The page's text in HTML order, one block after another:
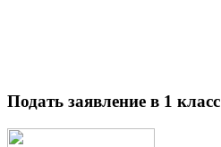
Подать заявление в 1 класс